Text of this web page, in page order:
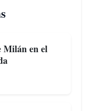
Milán en el